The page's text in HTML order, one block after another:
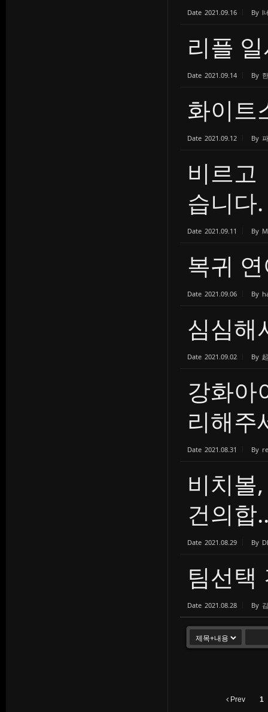
Date 2021.09.16 By l
리플
Date 2021.09.14 By
화이트
Date 2021.09.12 By
비르
습니다.
Date 2021.09.11 By
복귀
Date 2021.09.06 By
심심해
Date 2021.09.02 By
강화아
리해주
Date 2021.08.31 By
비치
건의합
Date 2021.08.29 By
팀선택
Date 2021.08.28 By
Prev 1